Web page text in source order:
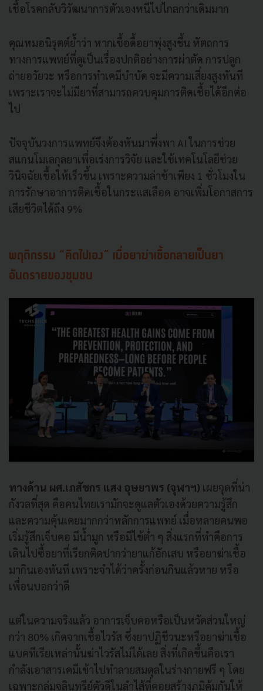
เชื้อโรคกลับวิวัฒนาการตัวเองหนีไปไกลกว่าเดิมมาก
คุณหมอนิรุตต์ย้ำว่า หากเชื้อดื้อยาพุ่งสูงขึ้น หัตถการ
ทางการแพทย์ที่ดูเป็นเรื่องปกติอย่างการผ่าตัด การปลูก
ถ่ายอวัยวะ หรือการทำเคมีบำบัด จะมีความเสี่ยงสูงทันที
เพราะเราจะไม่มียาที่สามารถควบคุมการติดเชื้อได้อีกต่อ
ไป
ปัจจุบันวงการแพทย์จึงต้องหันมาพึ่งพา AI ในการช่วย
สแกนโมเลกุลยาเพื่อเร่งการวิจัย และใช้เทคโนโลยีช่วย
วินิจฉัยเชื้อให้เร็วขึ้น เพราะความล่าช้าเพียง 1 ชั่วโมงใน
การรักษาอาการติดเชื้อในกระแสเลือด อาจเพิ่มโอกาสการ
เสียชีวิตได้ถึง 9%
พฤติกรรม “คิดไปเอง” เมื่อยาฆ่าเชื้อกลายเป็นยา
อันตรายของชุมชน
ทางด้าน ผศ.เภสัชกร แสง อุษยาพร (จุฬาฯ) เผยจุดที่น่า
กังวลที่สุด คือคนไทยเรามักจะดูแลตัวเองด้วยความรู้สึก
และความคุ้นเคยมากกว่าหลักการแพทย์ เมื่อหลายคนพอ
เริ่มรู้สึกเจ็บคอ มีน้ำมูก หรือมีไข้ต่ำ ๆ สิ่งแรกที่ทำคือการ
เดินไปซื้อยาที่เรียกติดปากว่ายาแก้อักเสบ หรือยาฆ่าเชื้อ
มากินเองทันที เพราะจำได้ว่าครั้งก่อนกินแล้วหาย หรือ
เพื่อนบอกว่าดี
แต่ในความจริงแล้ว อาการเจ็บคอหรือเป็นหวัดส่วนใหญ่
กว่า 80% เกิดจากเชื้อไวรัส ซึ่งยาปฏิชีวนะหรือยาฆ่าเชื้อ
แบคทีเรียเหล่านั้นฆ่าไวรัสไม่ได้เลย สิ่งที่เกิดขึ้นคือเรา
กำลังเอาสารเคมีเข้าไปทำลายสมดุลในร่างกายฟรี ๆ โดย
เฉพาะกลุ่มจุลินทรีย์ตัวดีในลำไส้ที่คอยสร้างภูมิคุ้มกันให้